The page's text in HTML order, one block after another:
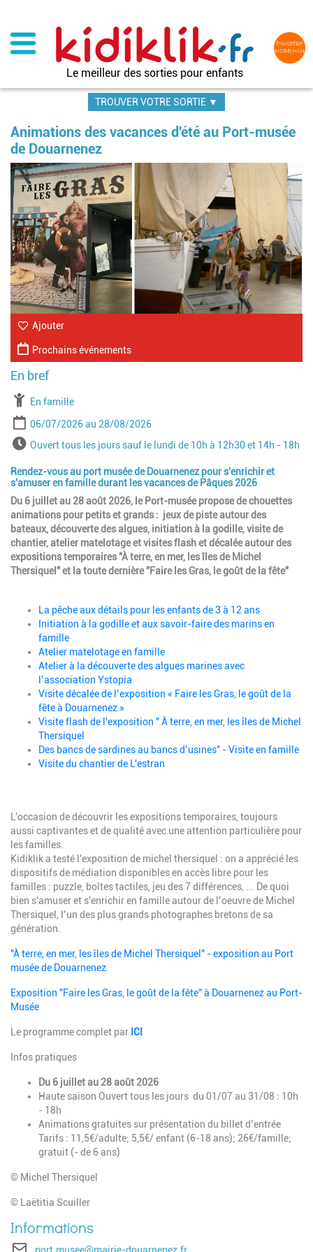
contenu
principal
Le meilleur des sorties pour enfants
TROUVER VOTRE SORTIE ▼
Animations des vacances d'été au Port-musée
de Douarnenez
Ajouter
Prochains événements
À partir de
En famille
Période
Date de début
06/07/2026 Date de fin
28/08/2026
HorairesOuvert tous les jours sauf le lundi de 10h à 12h30 et 14h - 18h
Rendez-vous au port musée de Douarnenez pour s'enrichir et
s'amuser en famille durant les vacances de Pâques 2026
Du 6 juillet au 28 août 2026, le Port-musée propose de chouettes
animations pour petits et grands : jeux de piste autour des
bateaux, découverte des algues, initiation à la godille, visite de
chantier, atelier matelotage et visites flash et décalée autour des
expositions temporaires "À terre, en mer, les îles de Michel
Thersiquel" et la toute dernière "Faire les Gras, le goût de la fête"
La pêche aux détails pour les enfants de 3 à 12 ans
Initiation à la godille et aux savoir-faire des marins en
famille
Atelier matelotage en famille
Atelier à la découverte des algues marines avec
l’association Ystopia
Visite décalée de l’exposition « Faire les Gras, le goût de la
fête à Douarnenez »
Visite flash de l'exposition " À terre, en mer, les îles de Michel
Thersiquel
Des bancs de sardines au bancs d’usines" - Visite en famille
Visite du chantier de L'estran
L'occasion de découvrir les expositions temporaires, toujours
aussi captivantes et de qualité avec une attention particulière pour
les familles.
Kidiklik a testé l'exposition de michel thersiquel : on a apprécié les
dispositifs de médiation disponibles en accès libre pour les
familles : puzzle, boîtes tactiles, jeu des 7 différences, ... De quoi
bien s'amuser et s'enrichir en famille autour de l’oeuvre de Michel
Thersiquel, l’un des plus grands photographes bretons de sa
génération.
"À terre, en mer, les îles de Michel Thersiquel" - exposition au Port
musée de Douarnenez
Exposition "Faire les Gras, le goût de la fête" à Douarnenez au Port-
Musée
Le programme complet par ICI
Infos pratiques
Du 6 juillet au 28 août 2026
Haute saison Ouvert tous les jours du 01/07 au 31/08 : 10h
- 18h
Animations gratuites sur présentation du billet d’entrée
Tarifs : 11,5€/adulte; 5,5€/ enfant (6-18 ans); 26€/famille;
gratuit (- de 6 ans)
© Michel Thersiquel
© Laëtitia Scuiller
E-mailport.musee@mairie-douarnenez.fr